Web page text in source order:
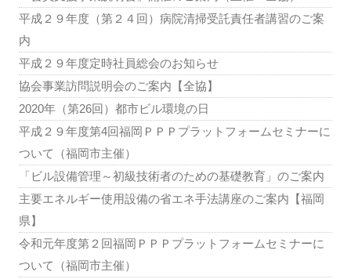
平成２９年度（第２４回）病院清掃受託責任者講習のご案
内
平成２９年度定時社員総会のお知らせ
協会事業訪問説明会のご案内【全協】
2020年（第26回）都市ビル環境の日
平成２９年度第4回福岡ＰＰＰプラットフォームセミナーに
ついて（福岡市主催）
「ビル設備管理～初級技術者のための基礎教育」のご案内
主要エネルギー使用設備の省エネ手法講座のご案内【福岡
県】
令和元年度第２回福岡ＰＰＰプラットフォームセミナーに
ついて（福岡市主催）